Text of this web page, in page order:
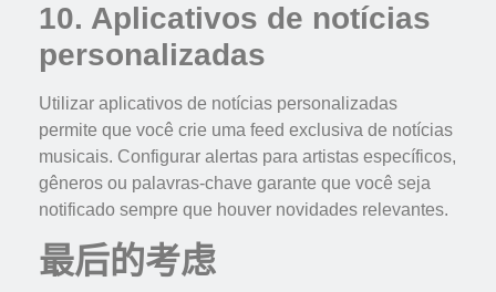
10. Aplicativos de notícias
personalizadas
Utilizar aplicativos de notícias personalizadas
permite que você crie uma feed exclusiva de notícias
musicais. Configurar alertas para artistas específicos,
gêneros ou palavras-chave garante que você seja
notificado sempre que houver novidades relevantes.
最后的考虑